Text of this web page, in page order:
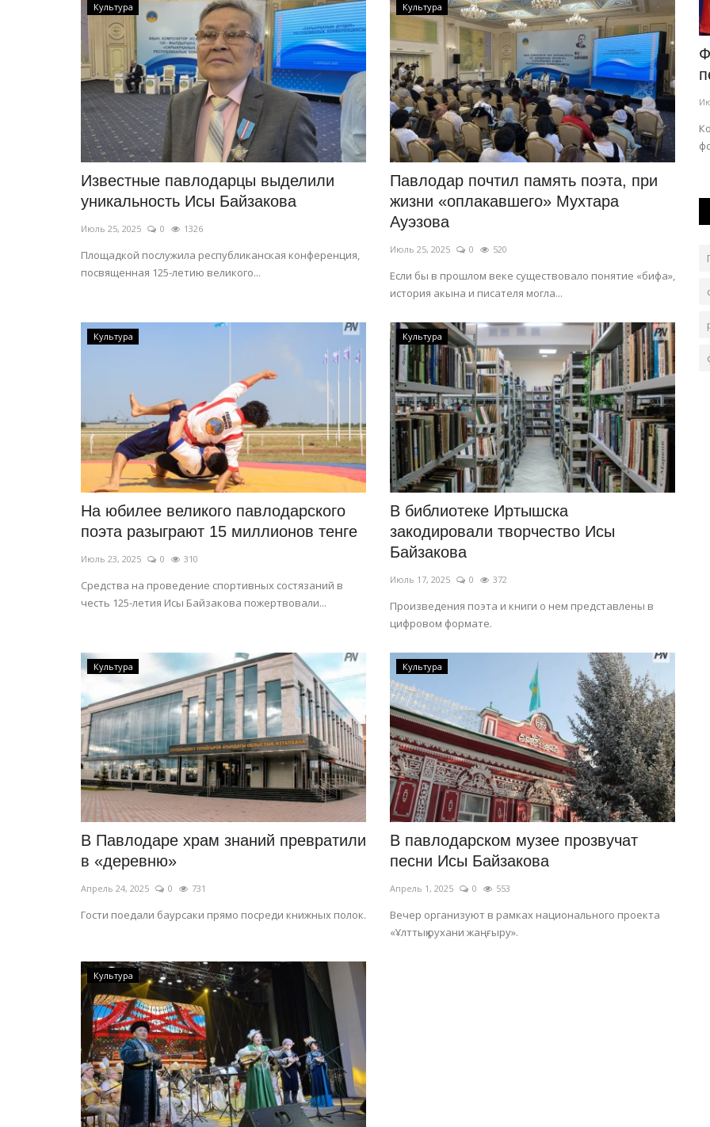
Культура
Известные павлодарцы выделили
уникальность Исы Байзакова
Июль 25, 2025 0 1326
Площадкой послужила республиканская конференция,
посвященная 125-летию великого...
Культура
Павлодар почтил память поэта, при
жизни «оплакавшего» Мухтара
Ауэзова
Июль 25, 2025 0 520
Если бы в прошлом веке существовало понятие «бифа»,
история акына и писателя могла...
Культура
На юбилее великого павлодарского
поэта разыграют 15 миллионов тенге
Июль 23, 2025 0 310
Средства на проведение спортивных состязаний в
честь 125-летия Исы Байзакова пожертвовали...
Культура
В библиотеке Иртышска
закодировали творчество Исы
Байзакова
Июль 17, 2025 0 372
Произведения поэта и книги о нем представлены в
цифровом формате.
Культура
В Павлодаре храм знаний превратили
в «деревню»
Апрель 24, 2025 0 731
Гости поедали баурсаки прямо посреди книжных полок.
Культура
В павлодарском музее прозвучат
песни Исы Байзакова
Апрель 1, 2025 0 553
Вечер организуют в рамках национального проекта
«Ұлттық рухани жаңғыру».
Культура
Дождь и рёв в ночи: павлодарец в
одиночку совершил
велопутешествие...
Сентябрь 20, 2025 0 4200
Всё началось в далёком прошлом, когда папа купил
сыну первый велосипед.
Кто выступит на сцене «Ertis
Promenade» в День города
Июль 20, 2026 1 2514
Концертная программа начнется вечером 25 июля.